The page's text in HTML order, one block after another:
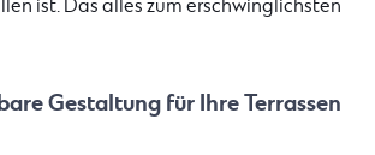
ist. Das alles zum erschwinglichsten
Gestaltung für Ihre Terrassen